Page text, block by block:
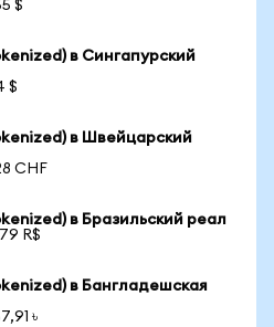
$
в Сингапурский
$
в Швейцарский
CHF
в Бразильский реал
R$
в Бангладешская
৳